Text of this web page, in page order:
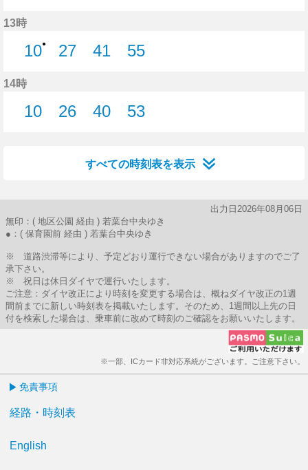
13時
10●
27
41
55
14時
10
26
40
53
すべての時刻表を表示
出力日2026年08月06日
無印：( 地区公園 経由 ) 若葉台中央ゆき
●：( 保育園前 経由 ) 若葉台中央ゆき
※ 道路渋滞等により、予定どおり運行できない場合がありますのでご了
承下さい。
※ 祝日は休日ダイヤで運行いたします。
ご注意：ダイヤ改正により時刻を変更する場合は、概ねダイヤ改正の1週
間前までに新しい時刻表を掲載いたします。そのため、1週間以上先の日
付を検索した場合は、乗車前に改めて時刻のご確認をお願いいたします。
※一部、ICカード非対応系統がございます。ご注意下さい。
免責事項
経路・時刻表
English